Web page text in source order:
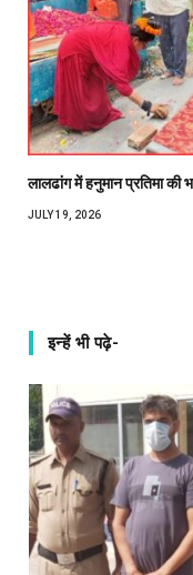
लालढांग में हनुमान प्रतिमा की
JULY 19, 2026
इन्हें भी पढ़े-